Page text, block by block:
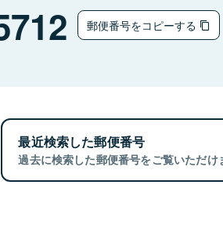
郵便番号をコピーする
最近検索した郵便番号
過去に検索した郵便番号をご覧いただけ